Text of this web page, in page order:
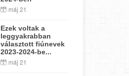
máj 21
Ezek voltak a
leggyakrabban
választott fiúnevek
2023-2024-be...
máj 21